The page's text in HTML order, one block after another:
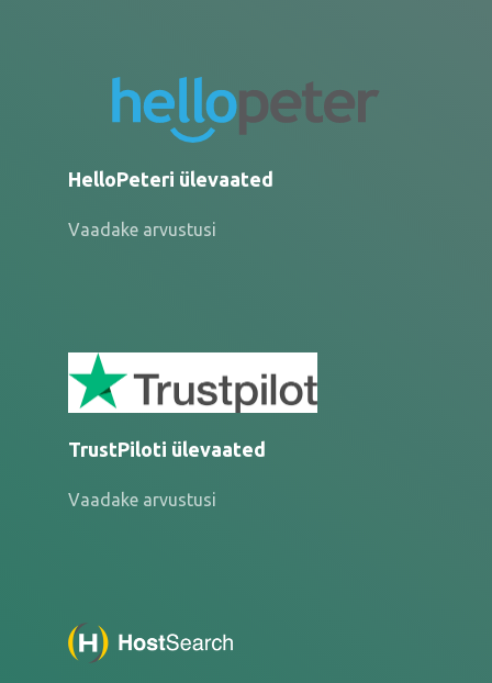
HelloPeteri ülevaated
Vaadake arvustusi
TrustPiloti ülevaated
Vaadake arvustusi